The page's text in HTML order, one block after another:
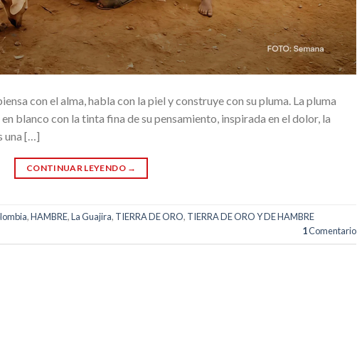
con el alma, habla con la piel y construye con su pluma. La pluma
blanco con la tinta fina de su pensamiento, inspirada en el dolor, la
una […]
CONTINUAR LEYENDO →
,HAMBRE,La Guajira, TIERRA DE ORO, TIERRA DE ORO Y DE HAMBRE
1Comentario